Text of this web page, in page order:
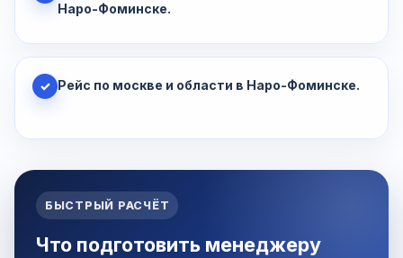
Наро-Фоминске.
✓ Рейс по москве и области в Наро-Фоминске.
БЫСТРЫЙ РАСЧЁТ
Что подготовить менеджеру